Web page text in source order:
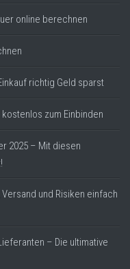
online berechnen
richtig Geld sparst
zum Einbinden
2025 – Mit diesen
und Risiken einfach
– Die ultimative